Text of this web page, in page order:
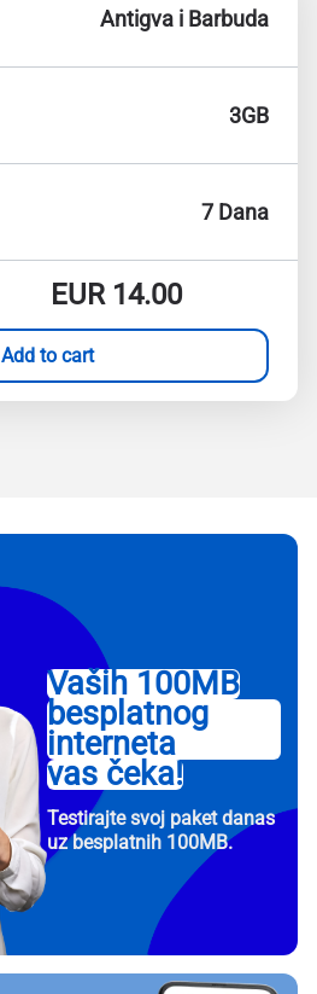
Antigva i Barbuda
3GB
7 Dana
EUR14.00
Add to cart
Vaših 100MB
besplatnog
interneta
vas čeka!
Testirajte svoj paket danas
uz besplatnih 100MB.